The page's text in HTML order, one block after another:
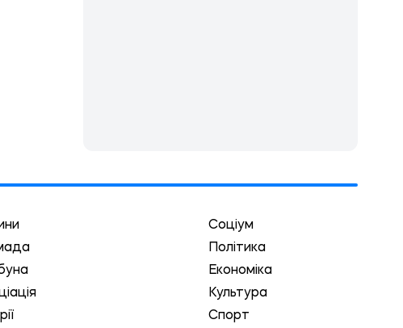
Соціум
Політика
Економіка
Культура
Спорт